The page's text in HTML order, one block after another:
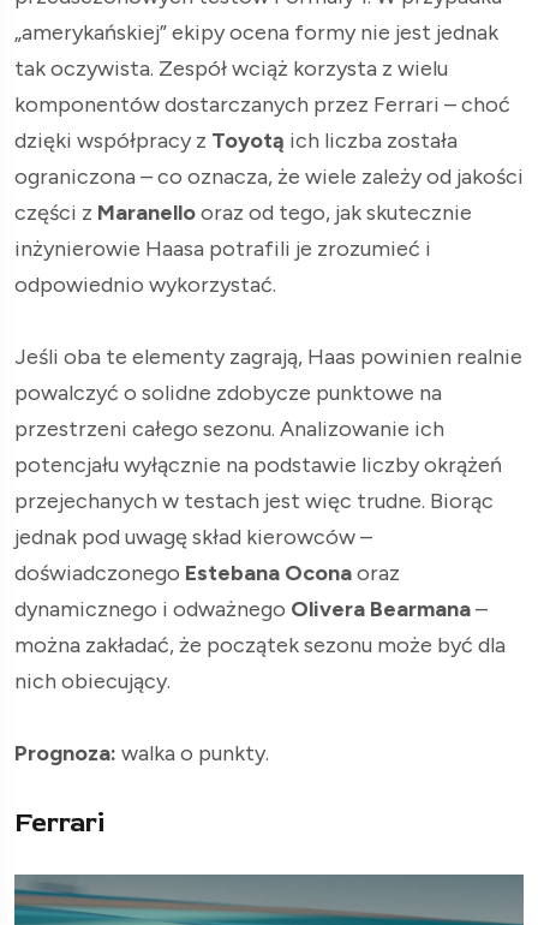
„amerykańskiej” ekipy ocena formy nie jest jednak
tak oczywista. Zespół wciąż korzysta z wielu
komponentów dostarczanych przez Ferrari – choć
dzięki współpracy z Toyotą ich liczba została
ograniczona – co oznacza, że wiele zależy od jakości
części z Maranellooraz od tego, jak skutecznie
inżynierowie Haasa potrafili je zrozumieć i
odpowiednio wykorzystać.
Jeśli oba te elementy zagrają, Haas powinien realnie
powalczyć o solidne zdobycze punktowe na
przestrzeni całego sezonu. Analizowanie ich
potencjału wyłącznie na podstawie liczby okrążeń
przejechanych w testach jest więc trudne. Biorąc
jednak pod uwagę skład kierowców –
doświadczonego Estebana Oconaoraz
dynamicznego i odważnego Olivera Bearmana–
można zakładać, że początek sezonu może być dla
nich obiecujący.
Prognoza: walka o punkty.
Ferrari